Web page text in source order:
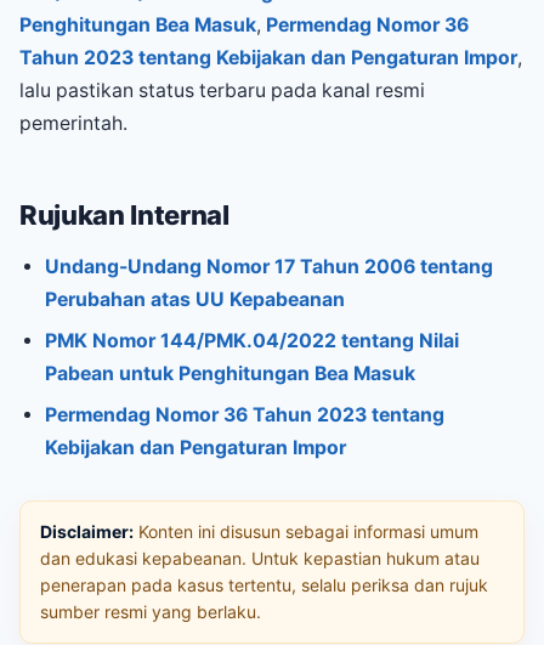
Penghitungan Bea Masuk, Permendag Nomor 36
Tahun 2023 tentang Kebijakan dan Pengaturan Impor,
lalu pastikan status terbaru pada kanal resmi
pemerintah.
Rujukan Internal
Undang-Undang Nomor 17 Tahun 2006 tentang
Perubahan atas UU Kepabeanan
PMK Nomor 144/PMK.04/2022 tentang Nilai
Pabean untuk Penghitungan Bea Masuk
Permendag Nomor 36 Tahun 2023 tentang
Kebijakan dan Pengaturan Impor
Disclaimer: Konten ini disusun sebagai informasi umum
dan edukasi kepabeanan. Untuk kepastian hukum atau
penerapan pada kasus tertentu, selalu periksa dan rujuk
sumber resmi yang berlaku.